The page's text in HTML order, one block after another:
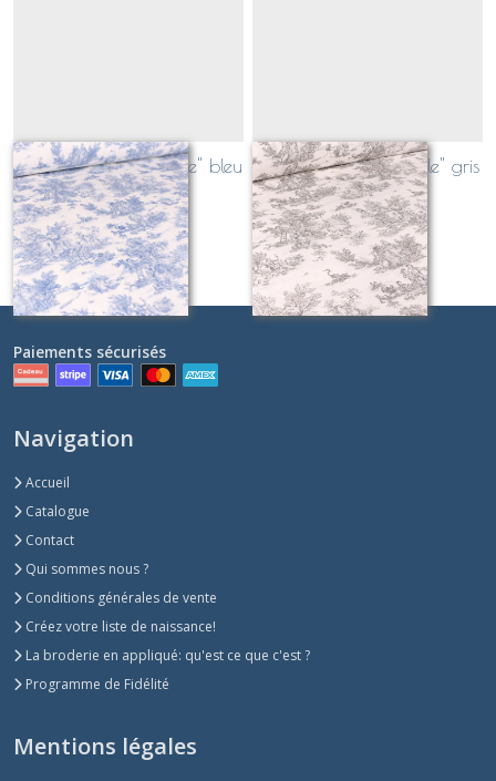
toile de jouy "pastorale" bleu
Sur demande
toile de jouy "pastorale" gris
Sur demande
Paiements sécurisés
Navigation
Accueil
Catalogue
Contact
Qui sommes nous ?
Conditions générales de vente
Créez votre liste de naissance!
La broderie en appliqué: qu'est ce que c'est ?
Programme de Fidélité
Mentions légales